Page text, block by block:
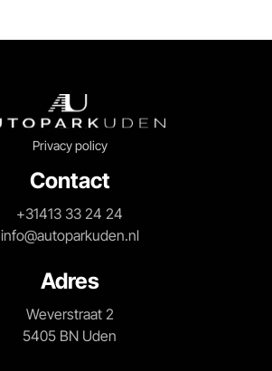
Privacy policy
Contact
+31413 33 24 24
info@autoparkuden.nl
Adres
Weverstraat 2
5405 BN Uden